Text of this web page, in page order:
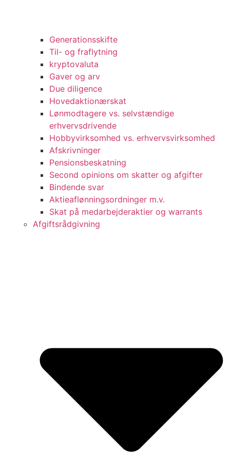
Generationsskifte
Til- og fraflytning
kryptovaluta
Gaver og arv
Due diligence
Hovedaktionærskat
Lønmodtagere vs. selvstændige
erhvervsdrivende
Hobbyvirksomhed vs. erhvervsvirksomhed
Afskrivninger
Pensionsbeskatning
Second opinions om skatter og afgifter
Bindende svar
Aktieaflønningsordninger m.v.
Skat på medarbejderaktier og warrants
Afgiftsrådgivning